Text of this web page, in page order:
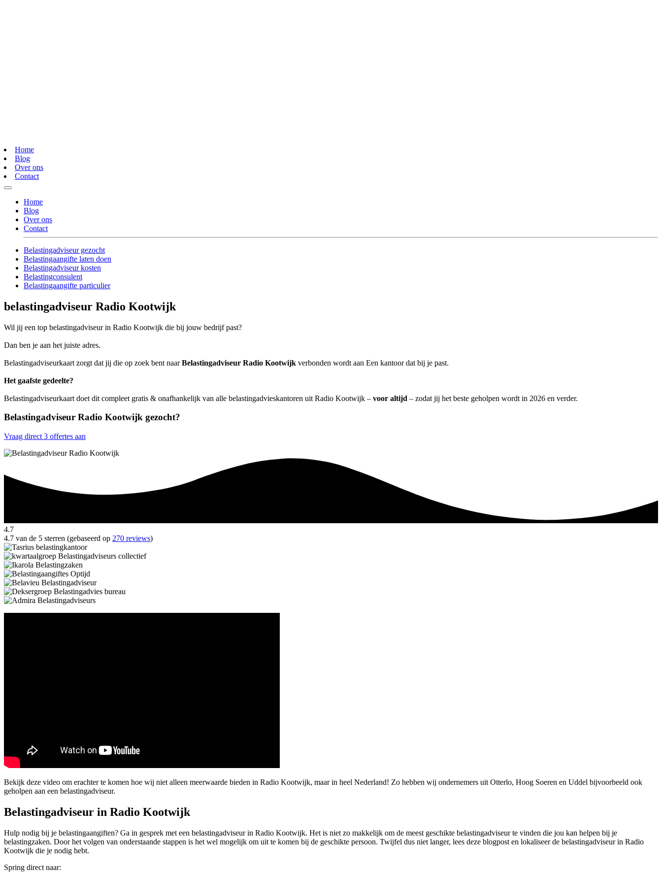
Home
Blog
Over ons
Contact
Home
Blog
Over ons
Contact
Belastingadviseur gezocht
Belastingaangifte laten doen
Belastingadviseur kosten
Belastingconsulent
Belastingaangifte particulier
belastingadviseur Radio Kootwijk
Wil jij een top belastingadviseur in Radio Kootwijk die bij jouw bedrijf past?
Dan ben je aan het juiste adres.
Belastingadviseurkaart zorgt dat jij die op zoek bent naarBelastingadviseur Radio Kootwijk verbonden wordt aan Een kantoor dat bij je past.
Het gaafste gedeelte?
Belastingadviseurkaart doet dit compleet gratis & onafhankelijk van alle belastingadvieskantoren uit Radio Kootwijk – voor altijd – zodat jij het beste geholpen wordt in 2026 en verder.
Belastingadviseur Radio Kootwijk gezocht?
Vraag direct 3 offertes aan
4.7
4.7 van de 5 sterren (gebaseerd op 270 reviews)
Bekijk deze video om erachter te komen hoe wij niet alleen meerwaarde bieden in Radio Kootwijk, maar in heel Nederland! Zo hebben wij ondernemers uit Otterlo, Hoog Soeren en Uddel bijvoorbeeld ook
geholpen aan een belastingadviseur.
Belastingadviseur in Radio Kootwijk
Hulp nodig bij je belastingaangiften? Ga in gesprek met een belastingadviseur in Radio Kootwijk. Het is niet zo makkelijk om de meest geschikte belastingadviseur te vinden die jou kan helpen bij je
belastingzaken. Door het volgen van onderstaande stappen is het wel mogelijk om uit te komen bij de geschikte persoon. Twijfel dus niet langer, lees deze blogpost en lokaliseer de belastingadviseur in Radio
Kootwijk die je nodig hebt.
Spring direct naar: